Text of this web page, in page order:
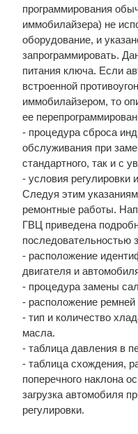
программирования
иммобилайзера) не
оборудование, и
запрограммировать.
питания ключа. Если
встроенной
иммобилайзером, то
ее
- процедура сброса
обслуживания при
стандартного, так и с
- условия регулировки
Следуя этим
ремонтные работы.
ГВЦ приведена
последовательностью
- расположение
двигателя и
- процедура замены
- расположение ремней
- тип и количество
масла.
- таблица давления в
- таблица схождения,
поперечного наклона
загрузка автомобиля
регулировки.